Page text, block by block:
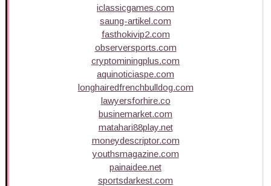
iclassicgames.com
saung-artikel.com
fasthokivip2.com
observersports.com
cryptominingplus.com
aquinoticiaspe.com
longhairedfrenchbulldog.com
lawyersforhire.co
businemarket.com
matahari88play.net
moneydescriptor.com
youthsmagazine.com
painaidee.net
sportsdarkest.com